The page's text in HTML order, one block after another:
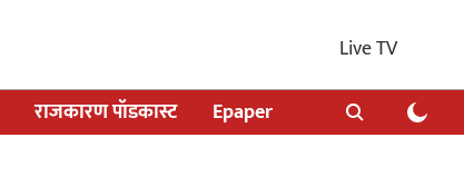
Live TV
राजकारण पॉडकास्ट Epaper